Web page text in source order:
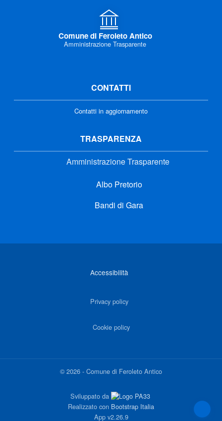
Comune di Feroleto Antico
Amministrazione Trasparente
CONTATTI
Contatti in aggiornamento
TRASPARENZA
Amministrazione Trasparente
Albo Pretorio
Bandi di Gara
Accessibilità
Privacy policy
Cookie policy
©2026 - Comune di Feroleto Antico
Sviluppato da
Realizzato con Bootstrap Italia
App v2.26.9